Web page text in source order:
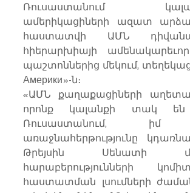
Ռուսաստանում
ամերիկացիների ազատ
հաստատվի ԱՄՆ
հիերարխիայի
պաշտոններից մեկում,
Америки»-ն։
«ԱՄՆ քաղաքացիների
որոնք կալանքի տակ են
Ռուսաստանում, իմ
առաջնահերթությունը
Թրեյսին Սենատի
հարաբերությունների
հաստատման լսումների